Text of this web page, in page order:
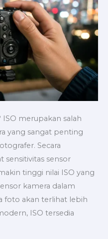
merupakan salah
yang sangat penting
Secara
sensitivitas sensor
tinggi nilai ISO yang
kamera dalam
foto akan terlihat lebih
ISO tersedia